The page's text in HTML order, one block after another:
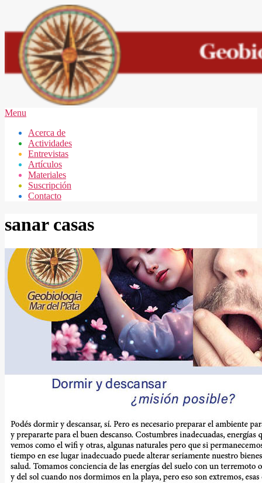
content
GEOBIOLOGÍA
DEL
PLATA
Secondary
Menu
Menu
Acerca de
Actividades
Entrevistas
Artículos
Materiales
Suscripción
Contacto
sanar casas